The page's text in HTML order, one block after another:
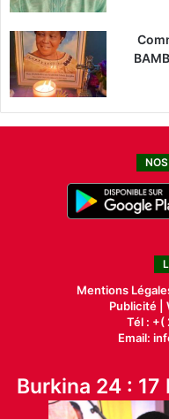
Mentions
Publicité|
Tél :
Email:
Burkina 24 :